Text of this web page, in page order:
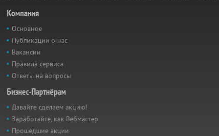
Компания
Основное
Публикации о нас
Вакансии
Правила сервиса
Ответы на вопросы
Бизнес-Партнёрам
Давайте сделаем акцию!
Заработайте, как Вебмастер
Прошедшие акции